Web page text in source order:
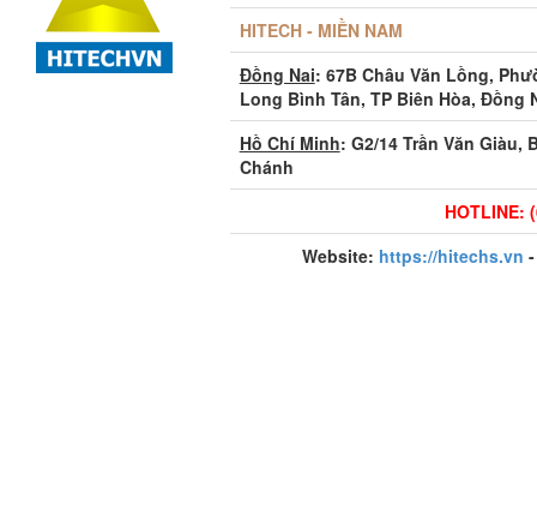
HITECH - MIỀN NAM
Đồng Nai: 67B Châu Văn Lồng,
Long Bình Tân, TP Biên Hòa, Đồng
Hồ Chí Minh: G2/14 Trần Văn Giàu,
Chánh
HOTLINE:
Website: https://hitechs.vn